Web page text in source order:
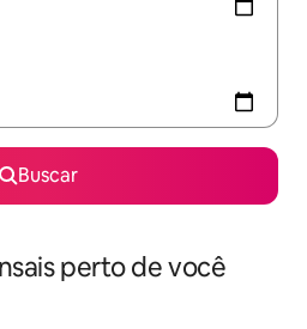
Buscar
perto de você